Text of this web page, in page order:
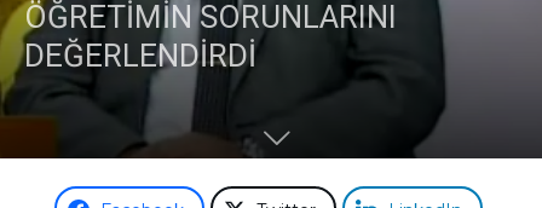
ÖĞRETİMİN SORUNLARINI
DEĞERLENDİRDİ